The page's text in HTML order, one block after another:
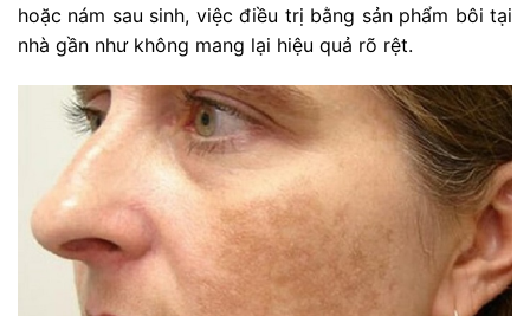
hoặc nám sau sinh, việc điều trị bằng sản phẩm bôi tại
nhà gần như không mang lại hiệu quả rõ rệt.